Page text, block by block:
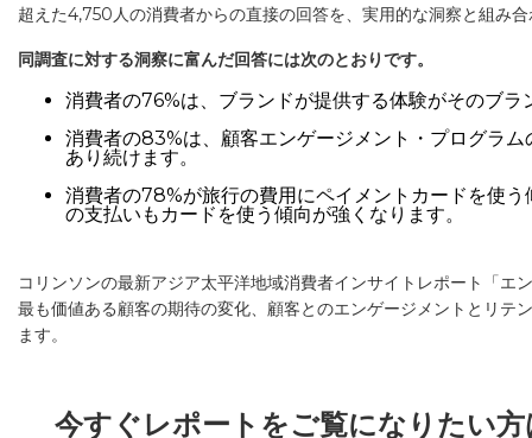
超えた4,750人の消費者からの直接の回答を、実用的な洞察と組み
同調査に対する洞察に富んだ回答には次のとおりです。
消費者の76%は、ブランドが提供する体験がそのブ
消費者の83%は、顧客エンゲージメント・プログラ
あり続けます。
消費者の78%が旅行の費用にペイメントカードを使
の支払いもカードを使う傾向が強くなります。
コリンソンの最新アジア太平洋地域消費者インサイトレポート「
最も価値ある顧客の期待の変化、顧客とのエンゲージメントとリ
ます。
今すぐレポートをご覧になりたい